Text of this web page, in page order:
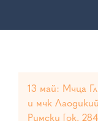
13 май: Мчца
и мчк
Римски [ок.